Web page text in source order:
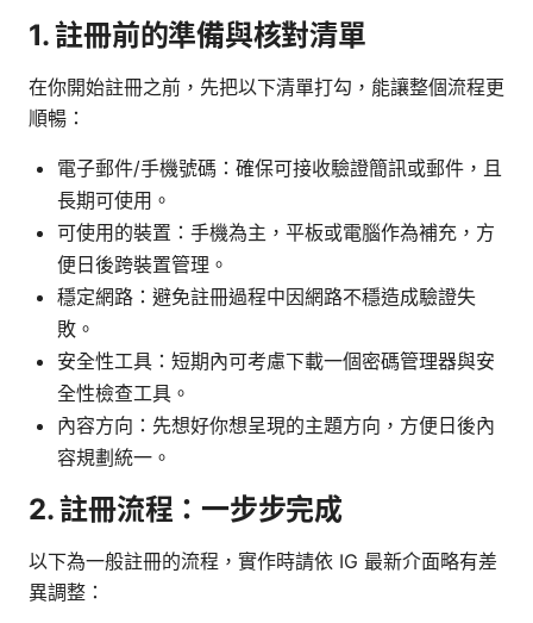
1. 註冊前的準備與核對清單
在你開始註冊之前，先把以下清單打勾，能讓整個流程更
順暢：
電子郵件/手機號碼：確保可接收驗證簡訊或郵件，且
長期可使用。
可使用的裝置：手機為主，平板或電腦作為補充，方
便日後跨裝置管理。
穩定網路：避免註冊過程中因網路不穩造成驗證失
敗。
安全性工具：短期內可考慮下載一個密碼管理器與安
全性檢查工具。
內容方向：先想好你想呈現的主題方向，方便日後內
容規劃統一。
2. 註冊流程：一步步完成
以下為一般註冊的流程，實作時請依 IG 最新介面略有差
異調整：